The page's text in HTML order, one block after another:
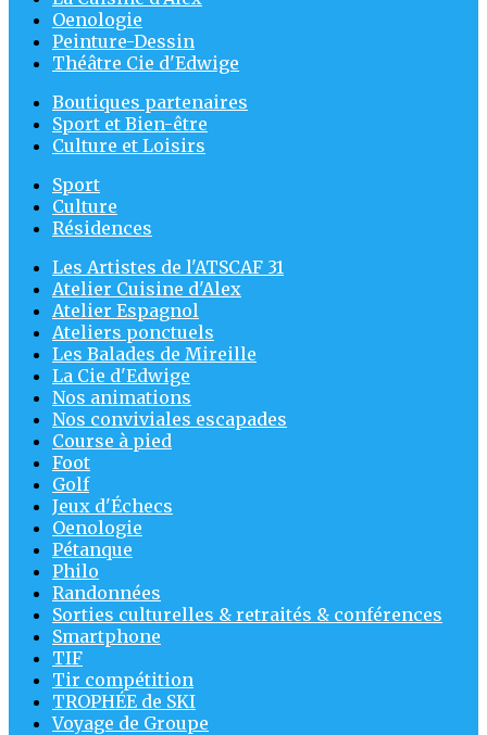
Oenologie
Peinture-Dessin
Théâtre Cie d'Edwige
Boutiques partenaires
Sport et Bien-être
Culture et Loisirs
Sport
Culture
Résidences
Les Artistes de l'ATSCAF 31
Atelier Cuisine d'Alex
Atelier Espagnol
Ateliers ponctuels
Les Balades de Mireille
La Cie d'Edwige
Nos animations
Nos conviviales escapades
Course à pied
Foot
Golf
Jeux d'Échecs
Oenologie
Pétanque
Philo
Randonnées
Sorties culturelles & retraités & conférences
Smartphone
TIF
Tir compétition
TROPHÉE de SKI
Voyage de Groupe